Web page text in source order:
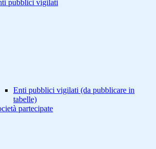
pubblici vigilati
Enti pubblici vigilati (da pubblicare in
tabelle)
partecipate